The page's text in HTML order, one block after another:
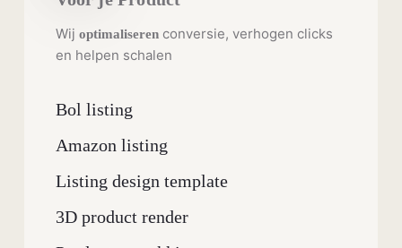
Wijoptimaliseren conversie, verhogen clicks
en helpen schalen
Bol listing
Amazon listing
Listing design template
3D product render